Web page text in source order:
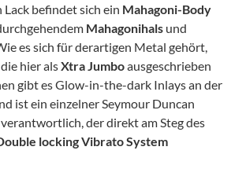
befindet sich ein Mahagoni-Body
Mahagonihals und
es sich für derartigen Metal gehört,
, die hier alsXtra Jumboausgeschrieben
gibt es Glow-in-the-dark Inlays an der
ist ein einzelner Seymour Duncan
der direkt am Steg des
locking Vibrato System